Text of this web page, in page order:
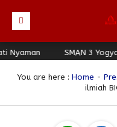
Beranda
Profil
SMAN 3
You are here : Home -
ilmiah